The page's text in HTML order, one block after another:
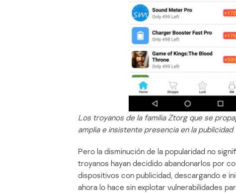
Los troyanos de la familia Ztorg que se
amplia e insistente presencia en la publicidad
Pero la disminución de la popularidad no
troyanos hayan decidido abandonarlos por
dispositivos con publicidad, descargando e
ahora lo hace sin explotar vulnerabilidades